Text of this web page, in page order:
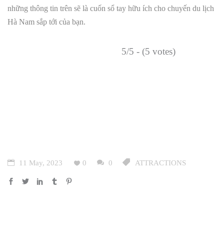
những thông tin trên sẽ là cuốn sổ tay hữu ích cho chuyến du lịch
Hà Nam sắp tới của bạn.
5/5 - (5 votes)
11 May, 2023 0 0 ATTRACTIONS